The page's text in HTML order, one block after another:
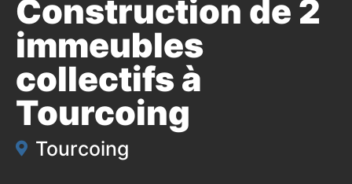
Construction de 2
immeubles
collectifs à
Tourcoing
Tourcoing